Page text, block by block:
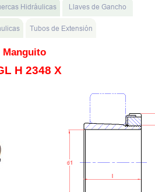
Manguito
H 2348 X